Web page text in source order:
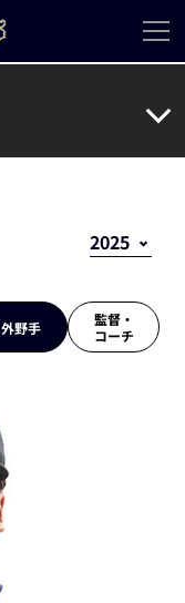
外野手
監督・
コーチ